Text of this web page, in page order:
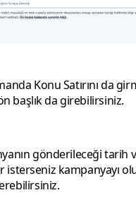
Konu Satırını da
başlık da girebilirsiniz.
gönderileceği tarih
isterseniz kampanyayı